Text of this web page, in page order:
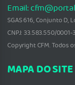
Email:
SGAS 616, Conjunto D,
CNPJ: 33.583.550/0001-
Copyright CFM. Todos
MAPA DO SITE